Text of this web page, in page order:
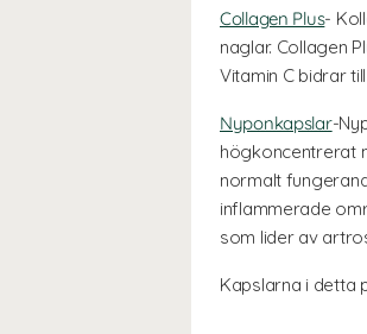
Collagen Plus-
naglar. Collagen
Vitamin C bidrar
Nyponkapslar-
högkoncentrerat
normalt
inflammerade
som lider av
Kapslarna i detta